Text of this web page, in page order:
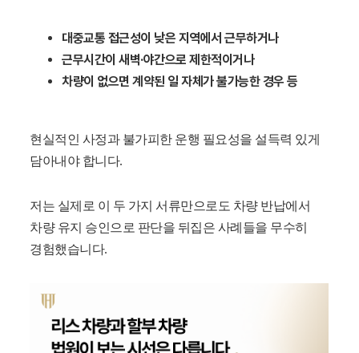
대중교통 접근성이 낮은 지역에서 근무하거나
근무시간이 새벽·야간으로 제한적이거나
차량이 없으면 계약된 일 자체가 불가능한 경우 등
현실적인 사정과 불가피한 운행 필요성을 설득력 있게
담아내야 합니다.
저는 실제로 이 두 가지 서류만으로도 차량 반납에서
차량 유지 승인으로 판단을 뒤집은 사례들을 무수히
경험했습니다.